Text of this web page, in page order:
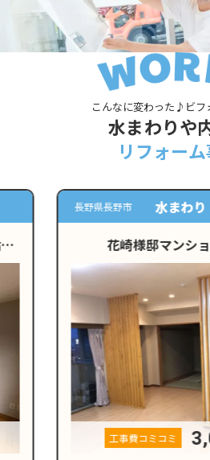
こんなに変わった♪ビフ
水まわりや
リフォー
長野県長野市
水まわり
花崎様邸マンショ
工事費コミコミ